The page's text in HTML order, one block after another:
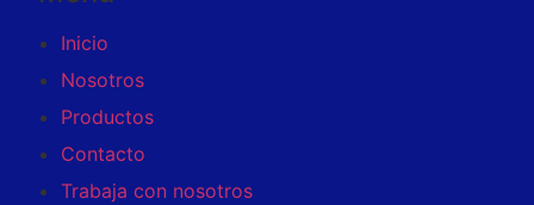
Inicio
Nosotros
Productos
Contacto
Trabaja con nosotros